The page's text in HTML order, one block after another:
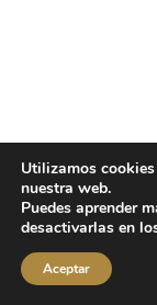
Utilizamos
nuestra web.
Puedes aprender
desactivarlas en
Aceptar